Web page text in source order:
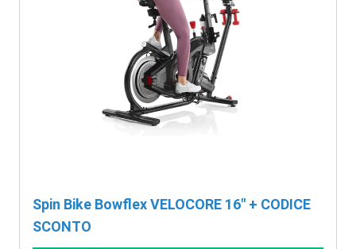
Spin Bike Bowflex VELOCORE 16" + CODICE
SCONTO